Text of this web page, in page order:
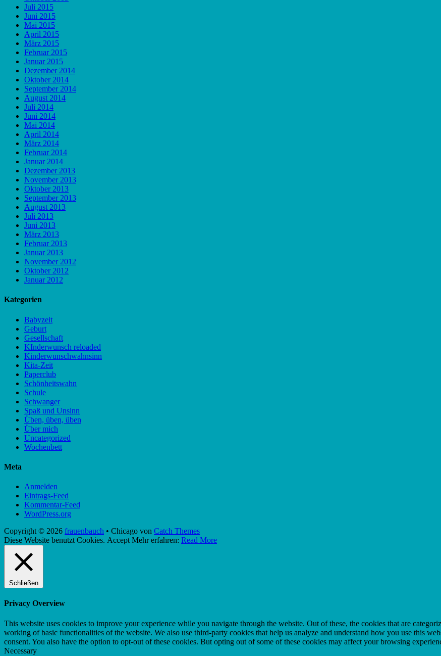
Juli 2015
Juni 2015
Mai 2015
April 2015
März 2015
Februar 2015
Januar 2015
Dezember 2014
Oktober 2014
September 2014
August 2014
Juli 2014
Juni 2014
Mai 2014
April 2014
März 2014
Februar 2014
Januar 2014
Dezember 2013
November 2013
Oktober 2013
September 2013
August 2013
Juli 2013
Juni 2013
März 2013
Februar 2013
Januar 2013
November 2012
Oktober 2012
Januar 2012
Kategorien
Babyzeit
Geburt
Gesellschaft
KInderwunsch reloaded
Kinderwunschwahnsinn
Kita-Zeit
Paperclub
Schönheitswahn
Schule
Schwanger
Spaß und Unsinn
Üben, üben, üben
Über mich
Uncategorized
Wochenbett
Meta
Anmelden
Eintrags-Feed
Kommentar-Feed
WordPress.org
Copyright © 2026 frauenbauch • Chicago von Catch Themes
Nach
oben
scrollen
Diese Website benutzt Cookies. Accept Mehr erfahren: Read More
Schließen
Privacy Overview
This website uses cookies to improve your experience while you navigate through the website. Out of these, the cookies that are
working of basic functionalities of the website. We also use third-party cookies that help us analyze and understand how you use this
consent. You also have the option to opt-out of these cookies. But opting out of some of these cookies may affect your browsing
Necessary